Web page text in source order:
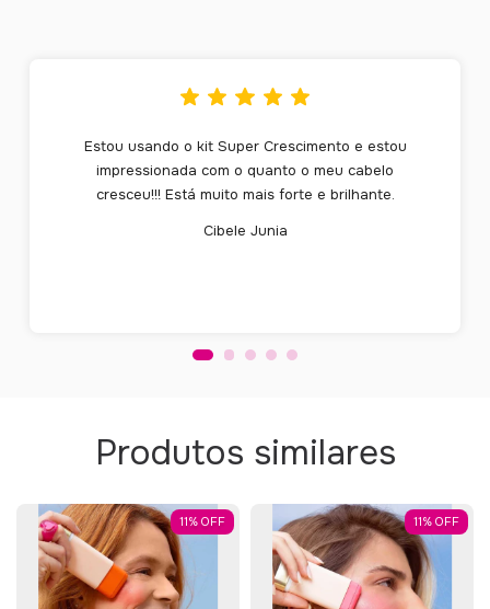
Estou usando o kit Super Crescimento e estou
impressionada com o quanto o meu cabelo
cresceu!!! Está muito mais forte e brilhante.
Cibele Junia
Produtos similares
11% OFF 11% OFF